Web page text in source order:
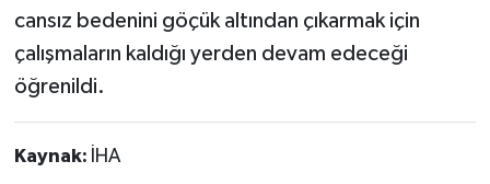
cansız bedenini göçük altından çıkarmak için
çalışmaların kaldığı yerden devam edeceği
öğrenildi.
Kaynak: İHA